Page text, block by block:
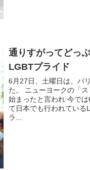
通りすがってどっ
LGBTプライド
6月27日、土曜日は、パ
た。 ニューヨークの「
始まったと言われ 今で
て日本でも行われている
ラ...